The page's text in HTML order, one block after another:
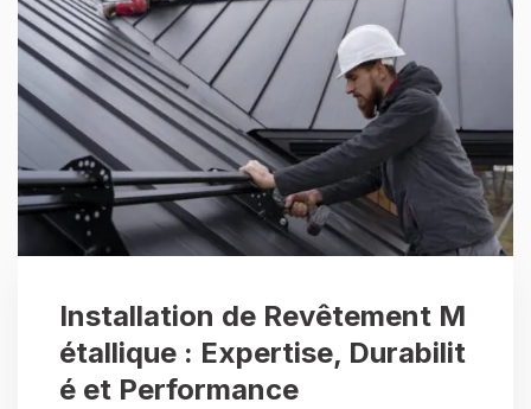
Installation de Revêtement M
étallique : Expertise, Durabilit
é et Performance